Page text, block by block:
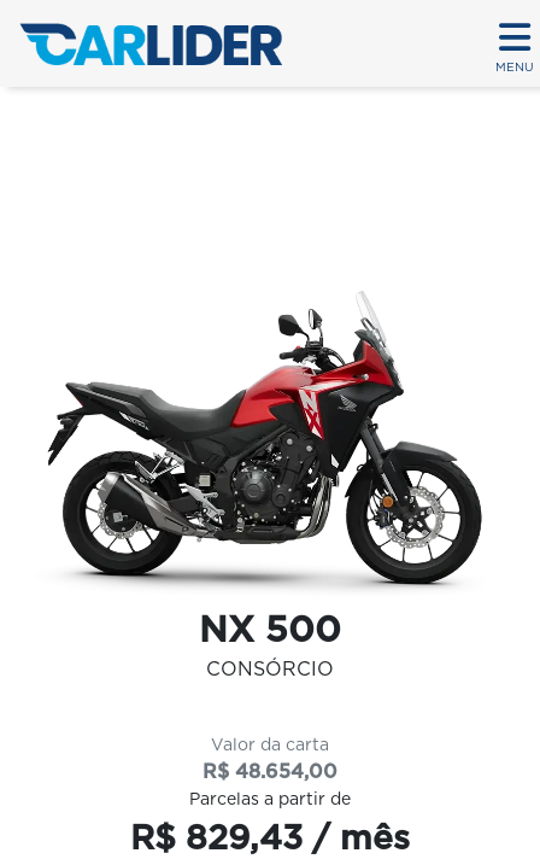
MENU
NX 500
CONSÓRCIO
Valor da carta
R$ 48.654,00
Parcelas a partir de
R$ 829,43 / mês